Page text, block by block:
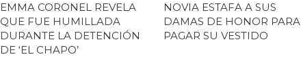
EMMA CORONEL REVELA
QUE FUE HUMILLADA
DURANTE LA DETENCIÓN
DE ‘EL CHAPO’
NOVIA ESTAFA A SUS
DAMAS DE HONOR PARA
PAGAR SU VESTIDO